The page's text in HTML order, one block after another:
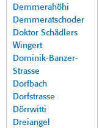
Demmerahöhi
Demmeratschoder
Doktor Schädlers
Wingert
Dominik-Banzer-
Strasse
Dorfbach
Dorfstrasse
Dörrwitti
Dreiangel